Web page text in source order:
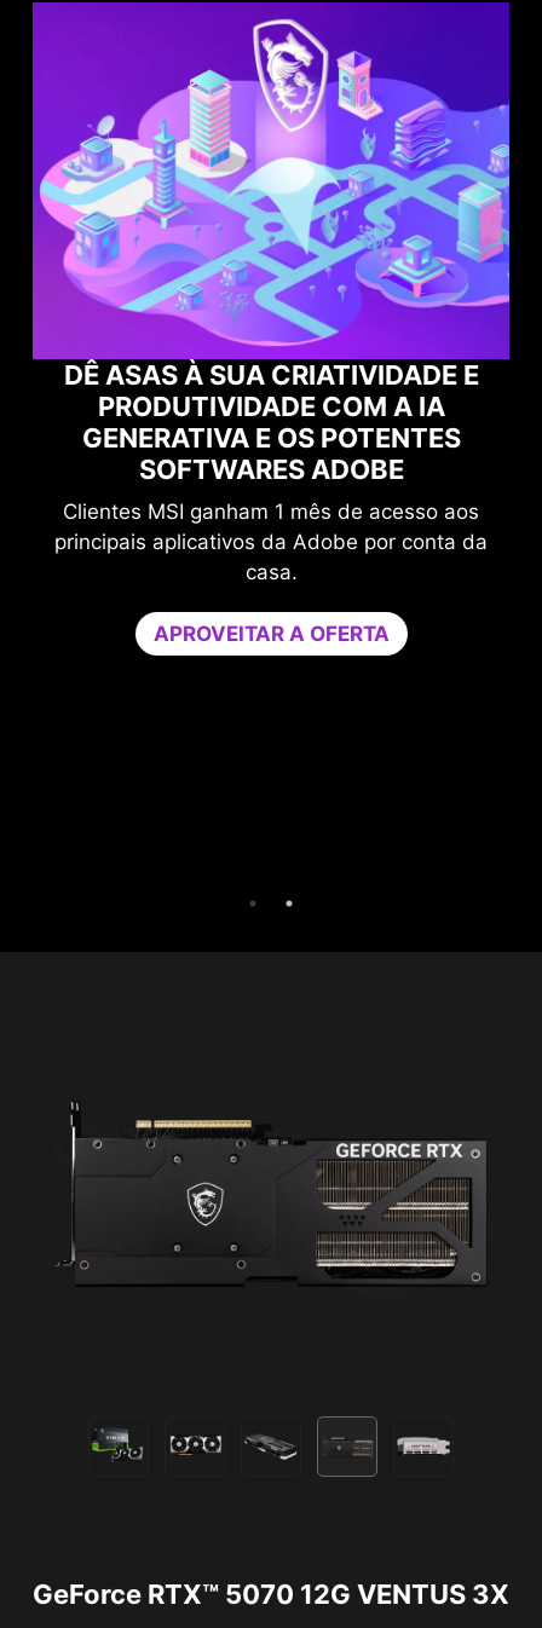
E
aos
conta da
POTENCIALIZE SUA
COM O NORTON GAME
Aumente seu nível de proteção sem
comprometer o desempenho dos seus
O Game Optimizer dedica o poder de
jogos, isolando aplicativos não
um único núcleo da CPU. Potencialize
GeForce RTX™ 5070 12G VENTUS 3X